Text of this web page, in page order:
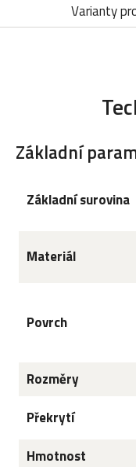
Varianty
Základní
Základní surovina
Materiál
Povrch
Rozměry
Překrytí
Hmotnost